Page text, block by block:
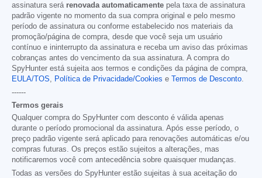
assinatura será renovada automaticamente pela taxa de assinatura
padrão vigente no momento da sua compra original e pelo mesmo
período de assinatura ou conforme estabelecido nos materiais da
promoção/página de compra, desde que você seja um usuário
contínuo e ininterrupto da assinatura e receba um aviso das próximas
cobranças antes do vencimento da sua assinatura. A compra do
SpyHunter está sujeita aos termos e condições da página de compra,
EULA/TOS
Política de Privacidade/Cookies e Termos de Desconto
------
Termos gerais
Qualquer compra do SpyHunter com desconto é válida apenas
durante o período promocional da assinatura. Após esse período, o
preço padrão vigente será aplicado para renovações automáticas e/ou
compras futuras. Os preços estão sujeitos a alterações, mas
notificaremos você com antecedência sobre quaisquer mudanças.
Todas as versões do SpyHunter estão sujeitas à sua aceitação do